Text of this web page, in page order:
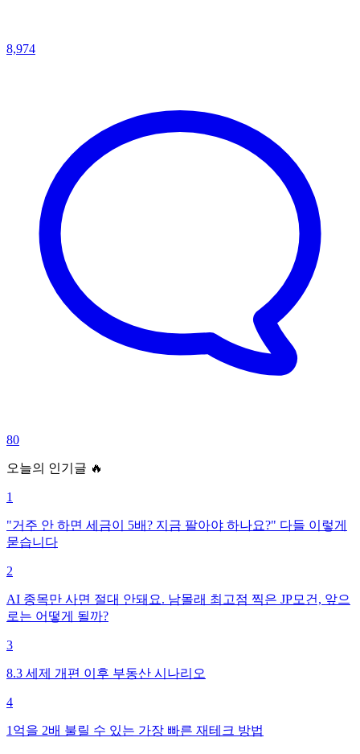
8,974
80
오늘의 인기글 🔥
1
"거주 안 하면 세금이 5배? 지금 팔아야 하나요?" 다들 이렇게
묻습니다
2
AI 종목만 사면 절대 안돼요. 남몰래 최고점 찍은 JP모건, 앞으
로는 어떻게 될까?
3
8.3 세제 개편 이후 부동산 시나리오
4
1억을 2배 불릴 수 있는 가장 빠른 재테크 방법